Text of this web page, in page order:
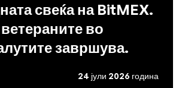
свеќа на BitMEX.
во
завршува.
24 јули 2026 година